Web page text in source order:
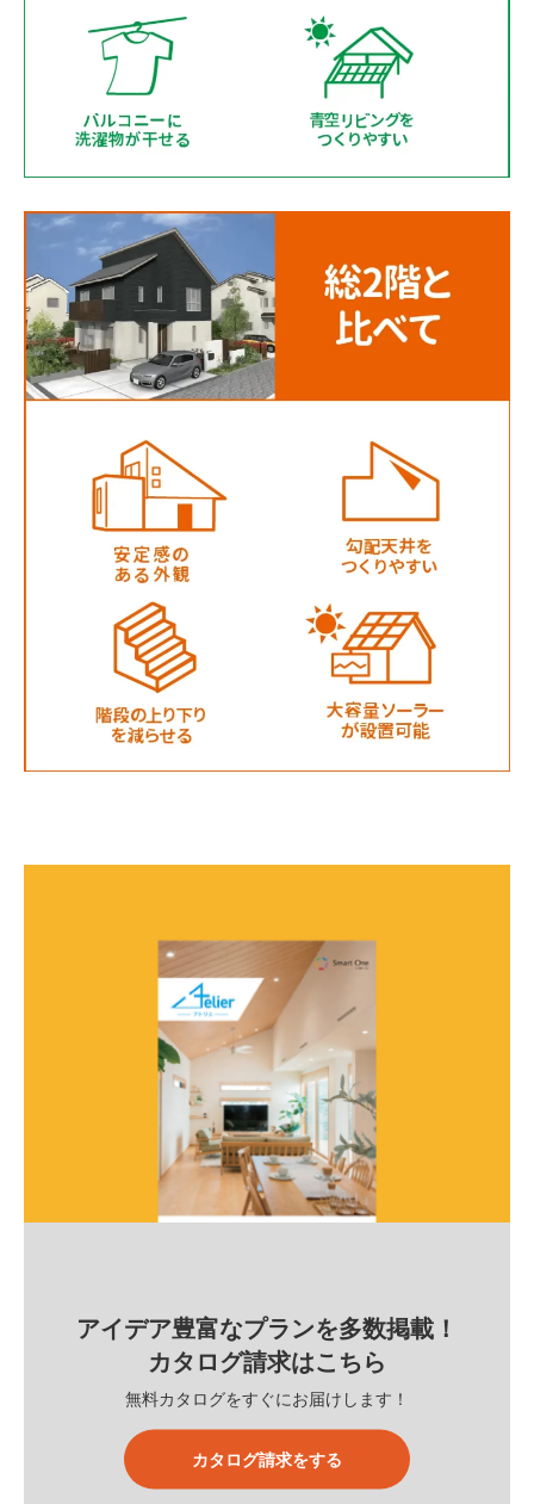
アイデア豊富なプランを多数掲載！
カタログ請求はこちら
無料カタログをすぐにお届けします！
カタログ請求をする